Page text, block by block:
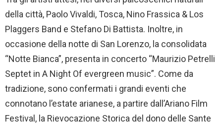
della città, Paolo Vivaldi, Tosca, Nino Frassica & Los
Plaggers Band e Stefano Di Battista. Inoltre, in
occasione della notte di San Lorenzo, la consolidata
“Notte Bianca”, presenta in concerto “Maurizio Petrelli
Septet in A Night Of evergreen music”. Come da
tradizione, sono confermati i grandi eventi che
connotano l’estate arianese, a partire dall’Ariano Film
Festival, la Rievocazione Storica del dono delle Sante